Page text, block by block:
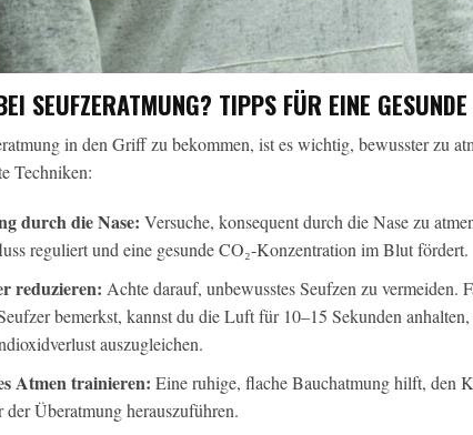
SEUFZERATMUNG? TIPPS FÜR EINE
in den Griff zu bekommen, ist es wichtig, bewusster zu
Techniken:
durch die Nase: Versuche, konsequent durch die Nase zu
reguliert und eine gesunde CO₂-Konzentration im Blut fördert.
reduzieren: Achte darauf, unbewusstes Seufzen zu vermeiden.
bemerkst, kannst du die Luft für 10–15 Sekunden
auszugleichen.
Atmen trainieren: Eine ruhige, flache Bauchatmung hilft, den
der Überatmung herauszuführen.